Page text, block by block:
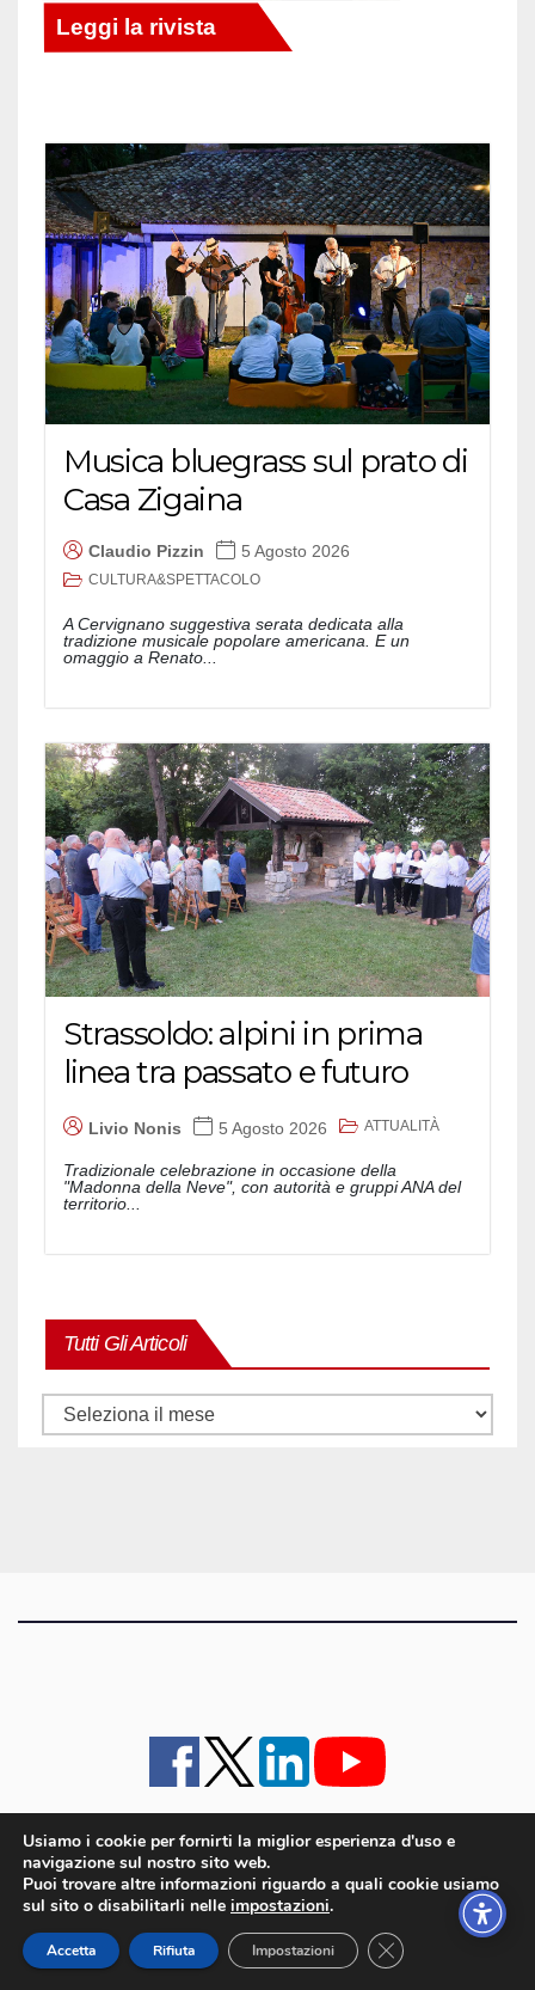
Musica bluegrass sul prato di
Casa Zigaina
Claudio Pizzin 5 Agosto 2026
CULTURA&SPETTACOLO
A Cervignano suggestiva serata dedicata alla
tradizione musicale popolare americana. E un
omaggio a Renato...
Strassoldo: alpini in prima
linea tra passato e futuro
Livio Nonis 5 Agosto 2026 ATTUALITÀ
Tradizionale celebrazione in occasione della
"Madonna della Neve", con autorità e gruppi ANA del
territorio...
Tutti Gli Articoli
Tutti
iMagazine · contatti e staff · lavora con noi
Cookie policy UE
iMagazine è un marchio di proprietà di Goliardica Editrice redazione in via Aquileia 64a,
Bagnaria Arsa (UD) - P.iva 00559050315
© 2006 - 2026 Goliardica Editrice
Usiamo i cookie per fornirti la miglior esperienza d'uso e
navigazione sul nostro sito web.
Puoi trovare altre informazioni riguardo a quali cookie usiamo
sul sito o disabilitarli nelle impostazioni.
Accetta Rifiuta Impostazioni Close GDPR